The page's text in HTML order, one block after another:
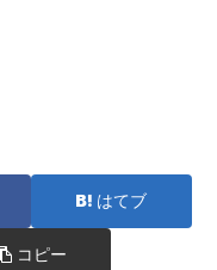
はてブ
コピー